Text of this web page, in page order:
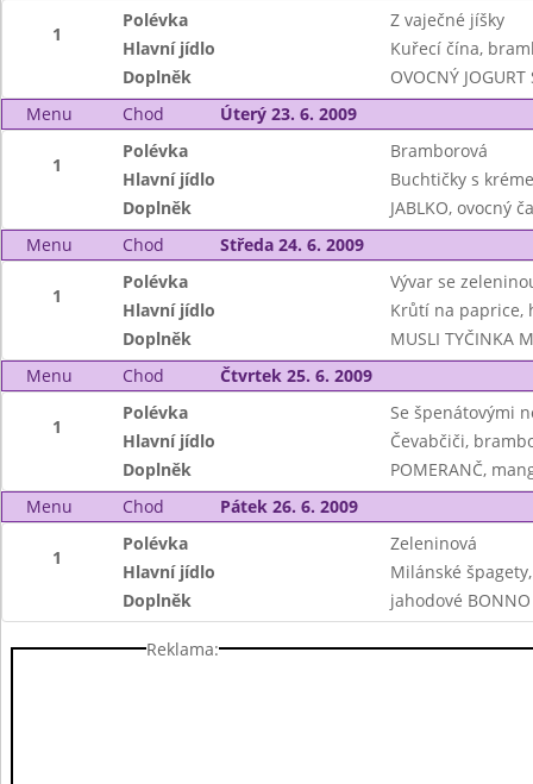
1
Polévka
Z vaječné jíšky
Hlavní jídlo
Kuřecí čína,
Doplněk
OVOCNÝ
Menu
Chod Úterý 23. 6. 2009
1
Polévka
Bramborová
Hlavní jídlo
Buchtičky s
Doplněk
JABLKO, ovocný
Menu
Chod Středa 24. 6. 2009
1
Polévka
Vývar se
Hlavní jídlo
Krůtí na paprice,
Doplněk
MUSLI TYČINKA
Menu
Chod Čtvrtek 25. 6. 2009
1
Polévka
Se špenátovými
Hlavní jídlo
Čevabčiči,
Doplněk
POMERANČ,
Menu
Chod Pátek 26. 6. 2009
1
Polévka
Zeleninová
Hlavní jídlo
Milánské
Doplněk
jahodové BONNO
Reklama: